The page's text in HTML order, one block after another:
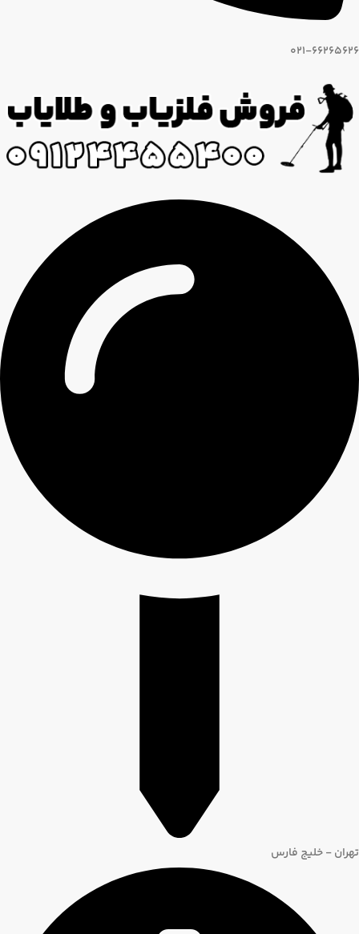
021-66265626
تهران - خلیج فارس